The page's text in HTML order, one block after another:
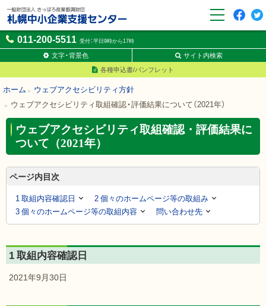
011-200-5511 受付：平日9時から17時
文字・背景色
サイト内検索
各種申込書/パンフレット
一般財団法人さっぽろ産業
振興財団 札幌中小企業支援
センター
c
e
b
it
t
e
ホーム
ウェブアクセシビリティ方針
ウェブアクセシビリティ取組確認・評価結果について（2021年）
ウェブアクセシビリティ取組確認・評価結果に
ついて（2021年）
ページ内目次
1 取組内容確認日
2 個々のホームページ等の取組み
3 個々のホームページ等の取組内容
問い合わせ先
1 取組内容確認日
2021年9月30日